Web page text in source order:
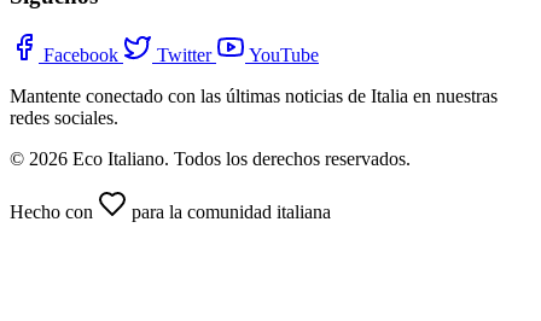
Facebook Twitter
YouTube
Mantente conectado con las últimas noticias de Italia en nuestras
redes sociales.
© 2026 Eco Italiano. Todos los derechos reservados.
Hecho con para la comunidad italiana